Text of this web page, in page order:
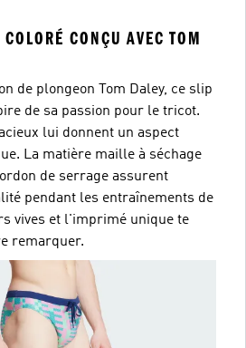
CONÇU AVEC TOM
de plongeon Tom Daley, ce slip
de sa passion pour le tricot.
lui donnent un aspect
La matière maille à séchage
de serrage assurent
pendant les entraînements de
vives et l'imprimé unique te
remarquer.